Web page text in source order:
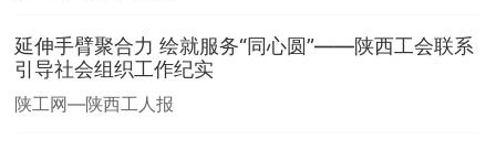
延伸手臂聚合力 绘就服务“同心圆”——陕西工会联系
引导社会组织工作纪实
陕工网—陕西工人报